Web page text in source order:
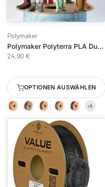
Polymaker
Polymaker Polyterra PLA Dual Color
24,90 €
OPTIONEN AUSWÄHLEN